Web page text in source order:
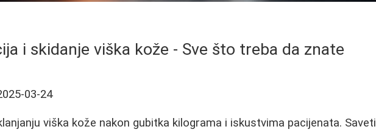
i skidanje viška kože - Sve što treba da znate
03-24
viška kože nakon gubitka kilograma i iskustvima pacijenata. Saveti